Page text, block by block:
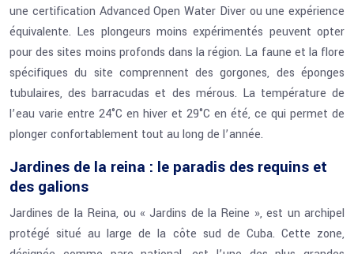
une certification Advanced Open Water Diver ou une expérience
équivalente. Les plongeurs moins expérimentés peuvent opter
pour des sites moins profonds dans la région. La faune et la flore
spécifiques du site comprennent des gorgones, des éponges
tubulaires, des barracudas et des mérous. La température de
l’eau varie entre 24°C en hiver et 29°C en été, ce qui permet de
plonger confortablement tout au long de l’année.
Jardines de la reina : le paradis des requins et
des galions
Jardines de la Reina, ou « Jardins de la Reine », est un archipel
protégé situé au large de la côte sud de Cuba. Cette zone,